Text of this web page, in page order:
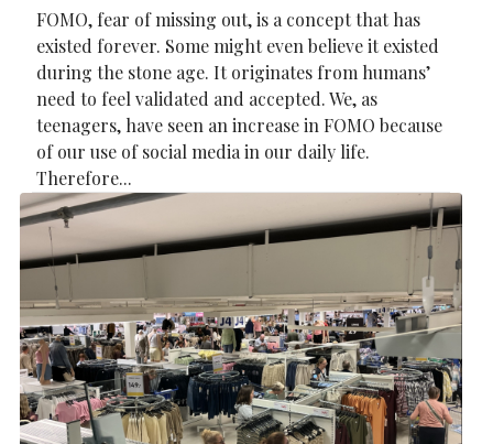
FOMO, fear of missing out, is a concept that has
existed forever. Some might even believe it existed
during the stone age. It originates from humans’
need to feel validated and accepted. We, as
teenagers, have seen an increase in FOMO because
of our use of social media in our daily life.
Therefore...